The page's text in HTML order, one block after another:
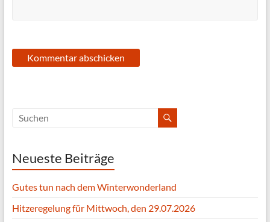
Neueste Beiträge
Gutes tun nach dem Winterwonderland
Hitzeregelung für Mittwoch, den 29.07.2026